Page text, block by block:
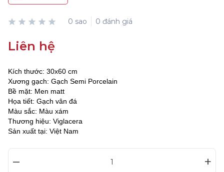
0 sao 0 đánh giá
Liên hệ
Kích thước: 30x60 cm
Xương gạch: Gạch Semi Porcelain
Bề mặt: Men matt
Họa tiết: Gạch vân đá
Màu sắc: Màu xám
Thương hiệu: Viglacera
Sản xuất tại: Việt Nam
– +